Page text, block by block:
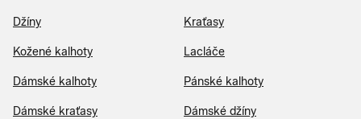
Džíny Kraťasy
Kožené kalhoty Lacláče
Dámské kalhoty Pánské kalhoty
Dámské kraťasy Dámské džíny